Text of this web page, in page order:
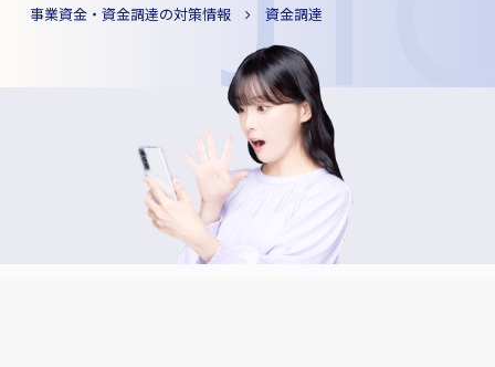
事業資金・資金調達の対策情報
資金調達